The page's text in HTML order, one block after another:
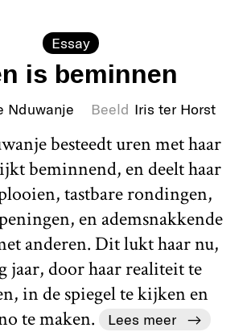
Essay
is beminnen
Nduwanje Beeld Iris ter Horst
besteedt uren met haar
beminnend, en deelt haar
tastbare rondingen,
en ademsnakkende
anderen. Dit lukt haar nu,
jaar, door haar realiteit te
in de spiegel te kijken en
te maken.
Lees meer